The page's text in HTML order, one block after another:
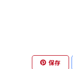
保存